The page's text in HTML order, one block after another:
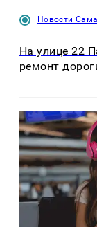
Новости
На улице 22
ремонт